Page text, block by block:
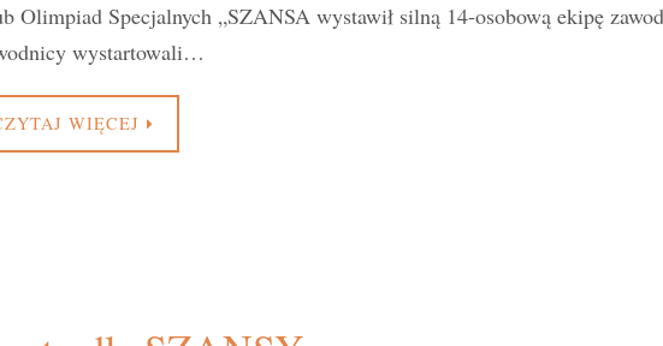
Olimpiad Specjalnych „SZANSA wystawił silną 14-osobową ekipę
wystartowali…
WIĘCEJ